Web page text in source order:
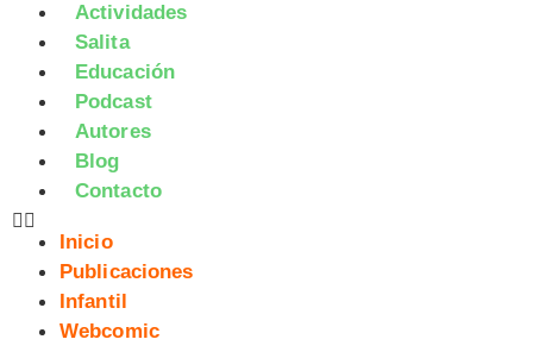
Actividades
Salita
Educación
Podcast
Autores
Blog
Contacto
Inicio
Publicaciones
Infantil
Webcomic